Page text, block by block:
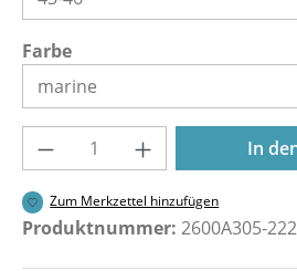
Farbeauswählen
Produkt Anzahl: Gib
In
Zum Merkzettel hinzufügen
Produktnummer: 2600A305-222